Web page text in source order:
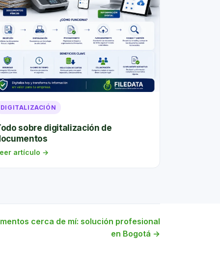
DIGITALIZACIÓN
sobre digitalización de
artículo →
cerca de mí: solución profesional
en Bogotá →